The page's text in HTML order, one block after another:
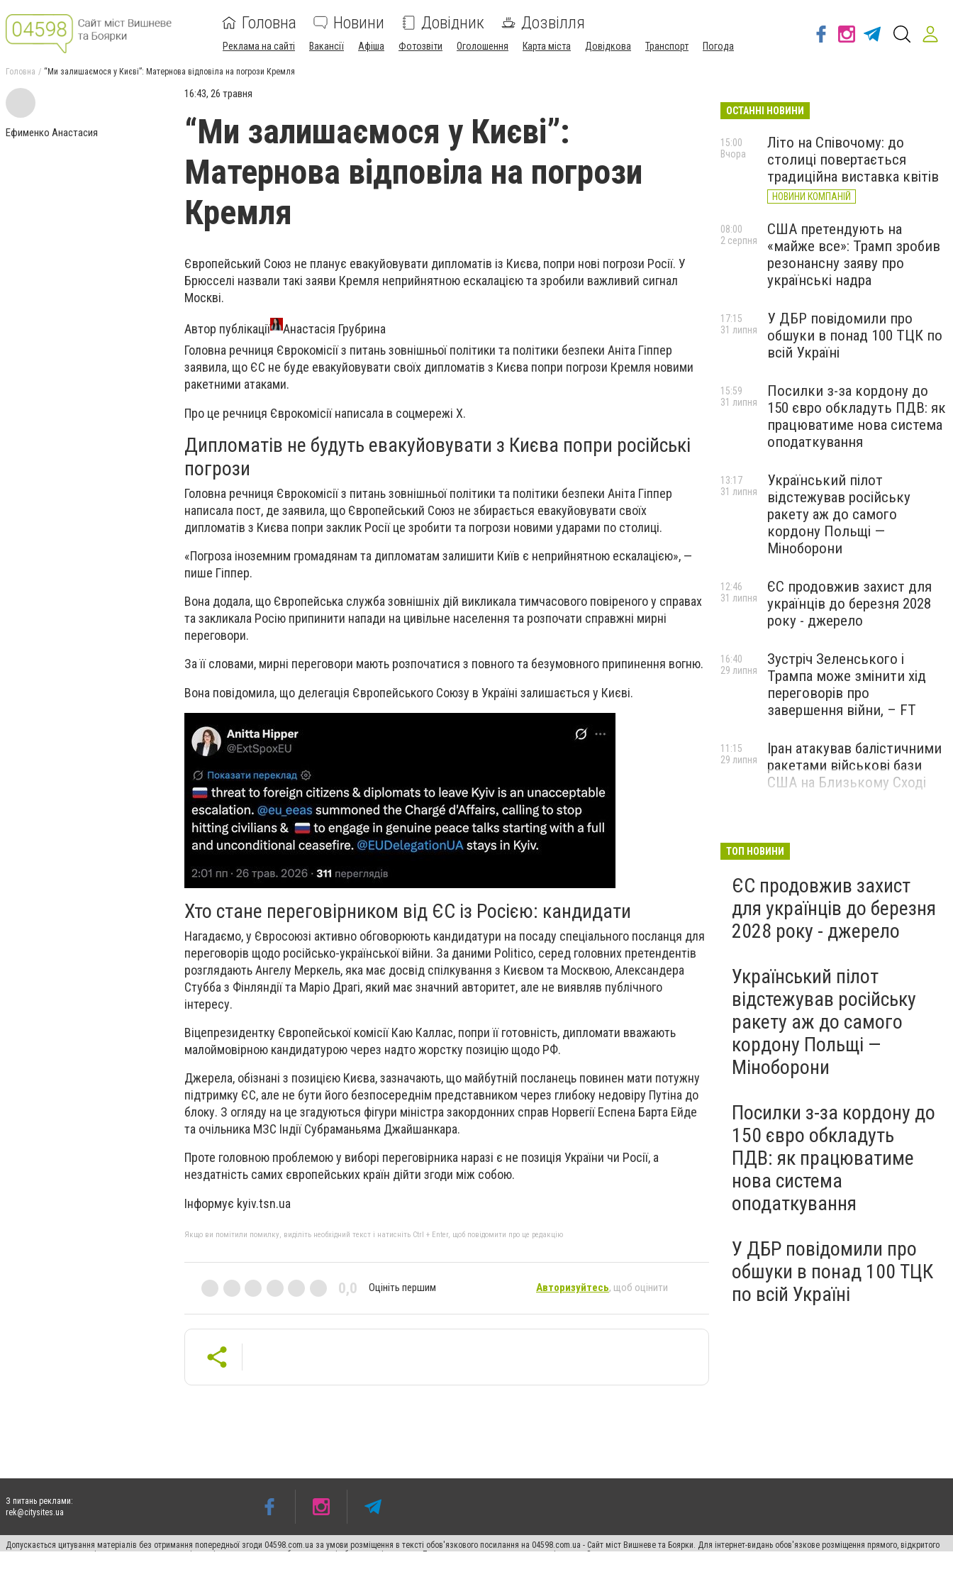
Головна Новини Довідник Дозвілля
Реклама на сайті Вакансії Афіша Фотозвіти Оголошення Карта міста Довідкова Транспорт Погода
Головна “Ми залишаємося у Києві”: Матернова відповіла на погрози Кремля
Ефименко Анастасия
16:43, 26 травня
“Ми залишаємося у Києві”:
Матернова відповіла на погрози
Кремля
Європейський Союз не планує евакуйовувати дипломатів із Києва, попри нові погрози Росії. У
Брюсселі назвали такі заяви Кремля неприйнятною ескалацією та зробили важливий сигнал
Москві.
Автор публікації
Анастасія Грубрина
Головна речниця Єврокомісії з питань зовнішньої політики та політики безпеки Аніта Гіппер
заявила, що ЄС не буде евакуйовувати своїх дипломатів з Києва попри погрози Кремля новими
ракетними атаками.
Про це речниця Єврокомісії написала в соцмережі X.
Дипломатів не будуть евакуйовувати з Києва попри російські
погрози
Головна речниця Єврокомісії з питань зовнішньої політики та політики безпеки Аніта Гіппер
написала пост, де заявила, що Європейський Союз не збирається евакуйовувати своїх
дипломатів з Києва попри заклик Росії це зробити та погрози новими ударами по столиці.
«Погроза іноземним громадянам та дипломатам залишити Київ є неприйнятною ескалацією», —
пише Гіппер.
Вона додала, що Європейська служба зовнішніх дій викликала тимчасового повіреного у справах
та закликала Росію припинити напади на цивільне населення та розпочати справжні мирні
переговори.
За її словами, мирні переговори мають розпочатися з повного та безумовного припинення вогню.
Вона повідомила, що делегація Європейського Союзу в Україні залишається у Києві.
Хто стане переговірником від ЄС із Росією: кандидати
Нагадаємо, у Євросоюзі активно обговорюють кандидатури на посаду спеціального посланця для
переговорів щодо російсько-української війни. За даними Politico, серед головних претендентів
розглядають Ангелу Меркель, яка має досвід спілкування з Києвом та Москвою, Александера
Стубба з Фінляндії та Маріо Драгі, який має значний авторитет, але не виявляв публічного
інтересу.
Віцепрезидентку Європейської комісії Каю Каллас, попри її готовність, дипломати вважають
малоймовірною кандидатурою через надто жорстку позицію щодо РФ.
Джерела, обізнані з позицією Києва, зазначають, що майбутній посланець повинен мати потужну
підтримку ЄС, але не бути його безпосереднім представником через глибоку недовіру Путіна до
блоку. З огляду на це згадуються фігури міністра закордонних справ Норвегії Еспена Барта Ейде
та очільника МЗС Індії Субраманьяма Джайшанкара.
Проте головною проблемою у виборі переговірника наразі є не позиція України чи Росії, а
нездатність самих європейських країн дійти згоди між собою.
Інформує kyiv.tsn.ua
Якщо ви помітили помилку, виділіть необхідний текст і натисніть Ctrl + Enter, щоб повідомити про це редакцію
0,0 Оцініть першим Авторизуйтесь, щоб оцінити
ОСТАННІ НОВИНИ
Літо на Співочому: до
столиці повертається
традиційна виставка квітів
НОВИНИ КОМПАНІЙ
15:00
Вчора
США претендують на
«майже все»: Трамп зробив
резонансну заяву про
українські надра
08:00
2 серпня
У ДБР повідомили про
обшуки в понад 100 ТЦК по
всій Україні
17:15
31 липня
Посилки з-за кордону до
150 євро обкладуть ПДВ: як
працюватиме нова система
оподаткування
15:59
31 липня
Український пілот
відстежував російську
ракету аж до самого
кордону Польщі —
Міноборони
13:17
31 липня
ЄС продовжив захист для
українців до березня 2028
року - джерело
12:46
31 липня
Зустріч Зеленського і
Трампа може змінити хід
переговорів про
завершення війни, – FT
16:40
29 липня
Іран атакував балістичними
ракетами військові бази
США на Близькому Сході
11:15
29 липня
ТОП НОВИНИ
ЄС продовжив захист
для українців до березня
2028 року - джерело
Український пілот
відстежував російську
ракету аж до самого
кордону Польщі —
Міноборони
Посилки з-за кордону до
150 євро обкладуть
ПДВ: як працюватиме
нова система
оподаткування
У ДБР повідомили про
обшуки в понад 100 ТЦК
по всій Україні
З питань реклами:
rek@citysites.ua
Допускається цитування матеріалів без отримання попередньої згоди 04598.com.ua за умови розміщення в тексті обов'язкового посилання на 04598.com.ua - Сайт міст Вишневе та Боярки. Для інтернет-видань обов'язкове розміщення прямого, відкритого
для пошукових систем гіперпосилання на цитовані статті не нижче другого абзацу в тексті або в якості джерела. Порушення виняткових прав переслідується Законом.